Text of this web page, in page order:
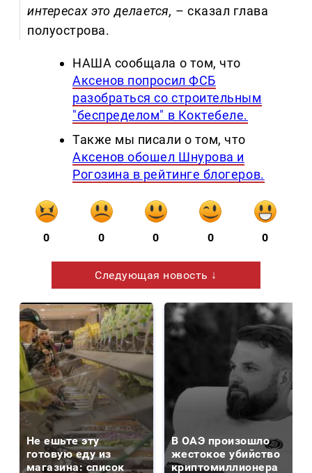
интересах это делается, – сказал глава
полуострова.
НАША сообщала о том, что
Аксенов попросил ФСБ
разобраться со строительным
"беспределом" в Коктебеле.
Также мы писали о том, что
Аксенов обошел Шнурова и
Рогозина в рейтинге блогеров.
0 0 0 0 0
Следующая новость ↓
Не ешьте эту
готовую еду из
магазина: список
В ОАЭ произошло
жестокое убийство
криптомиллионера